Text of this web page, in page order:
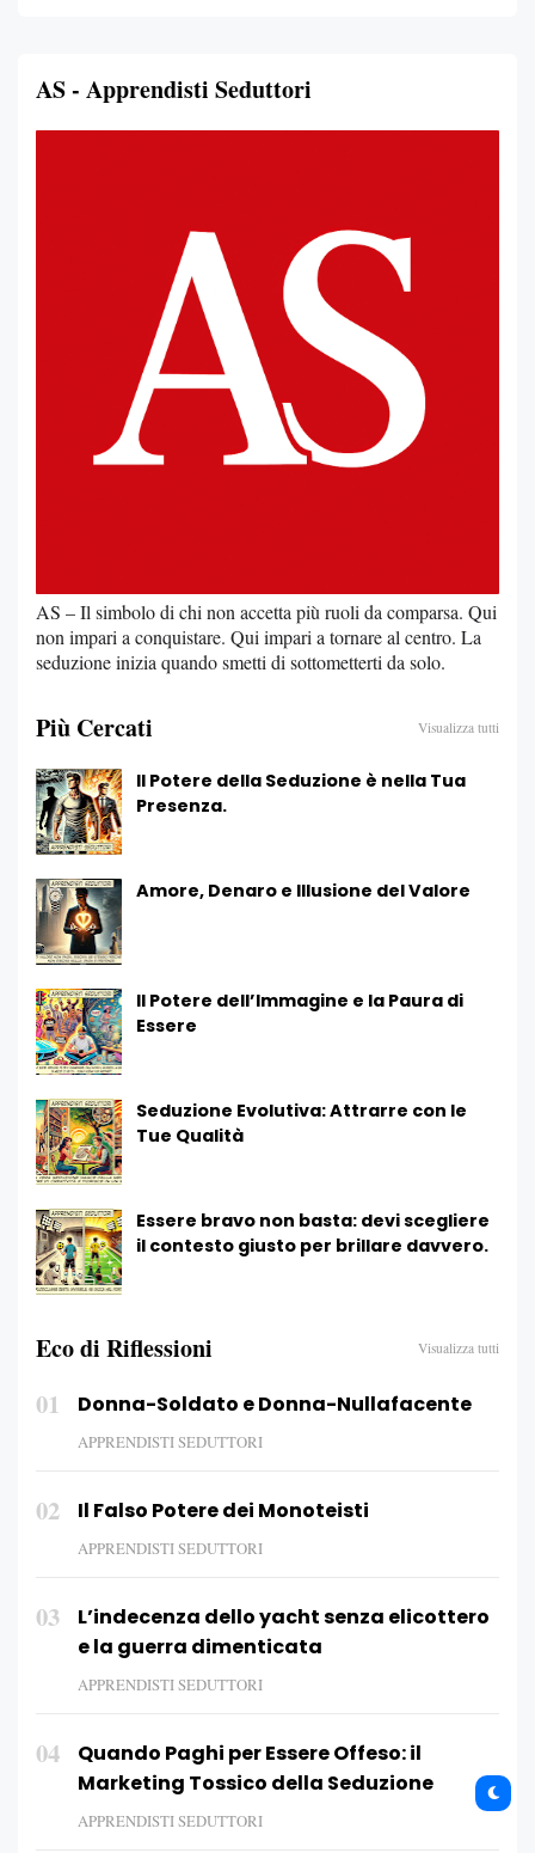
AS - Apprendisti Seduttori
AS – Il simbolo di chi non accetta più ruoli da comparsa. Qui
non impari a conquistare. Qui impari a tornare al centro. La
seduzione inizia quando smetti di sottometterti da solo.
Più Cercati Visualizza tutti
Il Potere della Seduzione è nella Tua
Presenza.
Amore, Denaro e Illusione del Valore
Il Potere dell’Immagine e la Paura di
Essere
Seduzione Evolutiva: Attrarre con le
Tue Qualità
Essere bravo non basta: devi scegliere
il contesto giusto per brillare davvero.
Eco di Riflessioni Visualizza tutti
01 Donna-Soldato e Donna-Nullafacente
APPRENDISTI SEDUTTORI
02 Il Falso Potere dei Monoteisti
APPRENDISTI SEDUTTORI
03
L’indecenza dello yacht senza elicottero
e la guerra dimenticata
APPRENDISTI SEDUTTORI
04
Quando Paghi per Essere Offeso: il
Marketing Tossico della Seduzione
APPRENDISTI SEDUTTORI